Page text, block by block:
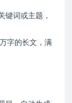
键词或主题，
字的长文，满